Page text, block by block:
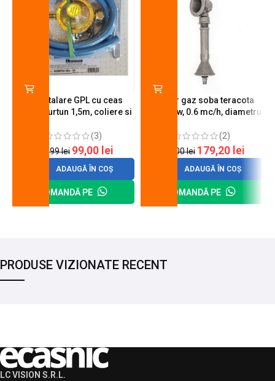
Kit instalare GPL cu ceas
butelie, furtun 1,5m, coliere si
(3)
120,99lei 99,00 lei
ADAUGĂ ÎN COȘ
COMANDĂ PE
Arzator gaz soba teracota
A600, 6 kw, 0.6 mc/h, diametru
(2)
200,00lei 179,20 lei
ADAUGĂ ÎN COȘ
COMANDĂ PE
PRODUSE VIZIONATE RECENT
LC VISION S.R.L.